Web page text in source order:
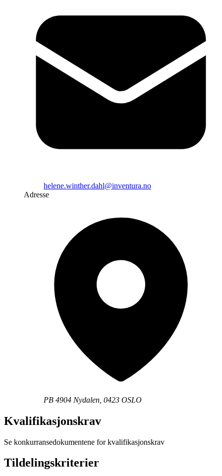
helene.winther.dahl@inventura.no
Adresse
PB 4904 Nydalen, 0423 OSLO
Kvalifikasjonskrav
Se konkurransedokumentene for kvalifikasjonskrav
Tildelingskriterier